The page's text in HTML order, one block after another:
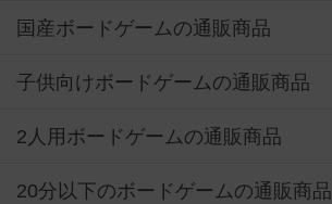
国産ボードゲームの通販商品
子供向けボードゲームの通販商品
2人用ボードゲームの通販商品
20分以下のボードゲームの通販商品